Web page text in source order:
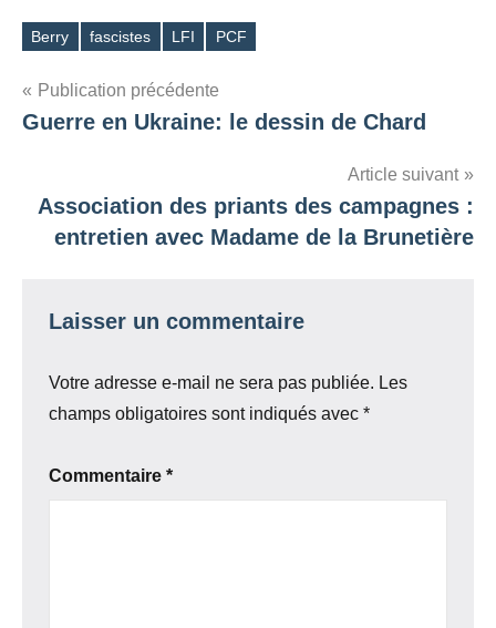
Étiquettes
Berry fascistes LFI PCF
Navigation
de
Publication précédente
Guerre en Ukraine: le dessin de Chard
Article suivant
Association des priants des campagnes :
entretien avec Madame de la Brunetière
Laisser un commentaire
Votre adresse e-mail ne sera pas publiée. Les
champs obligatoires sont indiqués avec *
Commentaire *